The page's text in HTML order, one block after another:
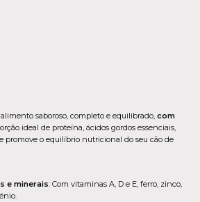
saboroso, completo e equilibrado, com
ideal de proteína, ácidos gordos essenciais,
promove o equilíbrio nutricional do seu cão de
e minerais: Com vitaminas A, D e E, ferro, zinco,